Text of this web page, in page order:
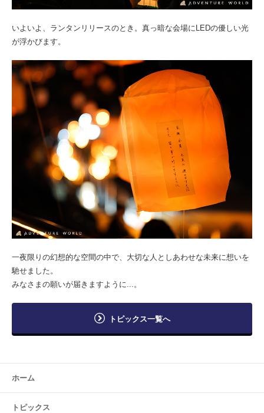
いよいよ、ランタンリリースのとき。真っ暗な会場にLEDの優しい光
が浮かびます。
一夜限りの幻想的な空間の中で、大切な人としあわせな未来に想いを
馳せました。
みなさまの願いが届きますように...。
トピックス一覧へ
ホーム
トピックス